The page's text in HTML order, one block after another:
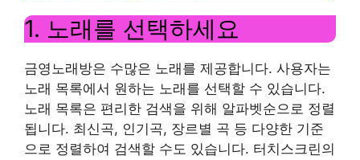
1. 노래를 선택하세요
금영노래방은 수많은 노래를 제공합니다. 사용자는
노래 목록에서 원하는 노래를 선택할 수 있습니다.
노래 목록은 편리한 검색을 위해 알파벳순으로 정렬
됩니다. 최신곡, 인기곡, 장르별 곡 등 다양한 기준
으로 정렬하여 검색할 수도 있습니다. 터치스크린의